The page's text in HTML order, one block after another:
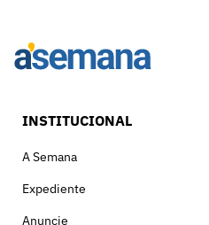
INSTITUCIONAL
A Semana
Expediente
Anuncie